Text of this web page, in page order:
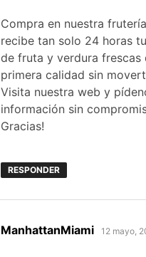
Compra en nuestra
recibe tan solo 24 horas
de fruta y verdura frescas
primera calidad sin
Visita nuestra web y
información sin
Gracias!
RESPONDER
ManhattanMiami dice:
12 mayo,